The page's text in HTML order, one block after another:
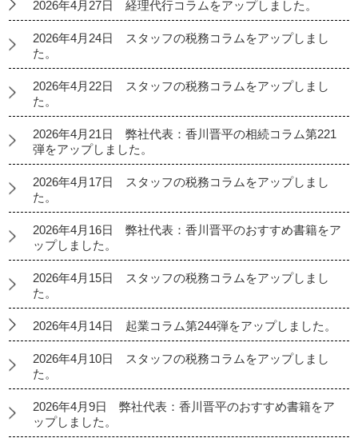
2026年4月27日 経理代行コラムをアップしました。
2026年4月24日 スタッフの税務コラムをアップしまし
た。
2026年4月22日 スタッフの税務コラムをアップしまし
た。
2026年4月21日 弊社代表：香川晋平の相続コラム第221
弾をアップしました。
2026年4月17日 スタッフの税務コラムをアップしまし
た。
2026年4月16日 弊社代表：香川晋平のおすすめ書籍をア
ップしました。
2026年4月15日 スタッフの税務コラムをアップしまし
た。
2026年4月14日 起業コラム第244弾をアップしました。
2026年4月10日 スタッフの税務コラムをアップしまし
た。
2026年4月9日 弊社代表：香川晋平のおすすめ書籍をア
ップしました。